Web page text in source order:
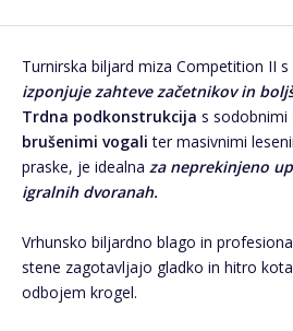
Turnirska biljard miza Competition II
izponjuje zahteve začetnikov in
Trdna podkonstrukcija s sodobnimi
brušenimi vogali ter masivnimi
praske, je idealna za neprekinjeno
igralnih dvoranah.
Vrhunsko biljardno blago in
stene zagotavljajo gladko in hitro
odbojem krogel.